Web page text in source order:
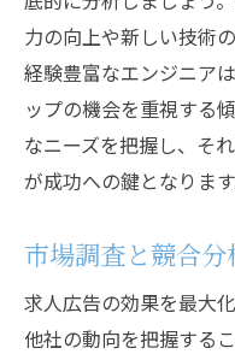
力の向上や新しい技術
経験豊富なエンジニア
ップの機会を重視する
なニーズを把握し、そ
が成功への鍵となります
市場調査と競合分
求人広告の効果を最大
他社の動向を把握する